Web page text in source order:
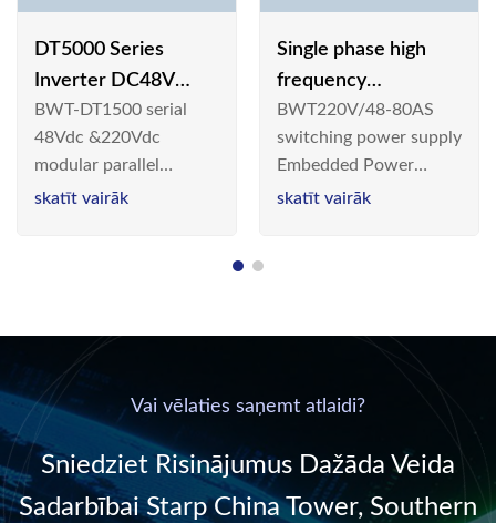
DT5000 Series
Inverter DC48V
AC110V solar
BWT-DT1500 serial
48Vdc &220Vdc
modular parallel
connection inverter is
communication DC
220V/50Hz sinusoidal
AC power. It is
designed with complete
isolati...
skatīt vairāk
Single phase high
frequency
BWT220V/48-80AS
switching power
supply
BWT220V/48-80AS
switching power supply
Embedded Power
System is widely
& Energy Saving”
skatīt vairāk
Vai vēlaties saņemt atlaidi?
Sniedziet Risinājumus Dažāda Veida
Sadarbībai Starp China Tower, Southern